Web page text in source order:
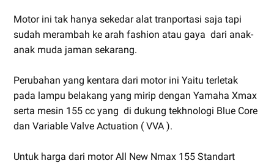
Motor ini tak hanya sekedar alat tranportasi saja tapi
sudah merambah ke arah fashion atau gaya dari anak-
anak muda jaman sekarang.
Perubahan yang kentara dari motor ini Yaitu terletak
pada lampu belakang yang mirip dengan Yamaha Xmax
serta mesin 155 cc yang di dukung tekhnologi Blue Core
dan Variable Valve Actuation ( VVA ).
Untuk harga dari motor All New Nmax 155 Standart